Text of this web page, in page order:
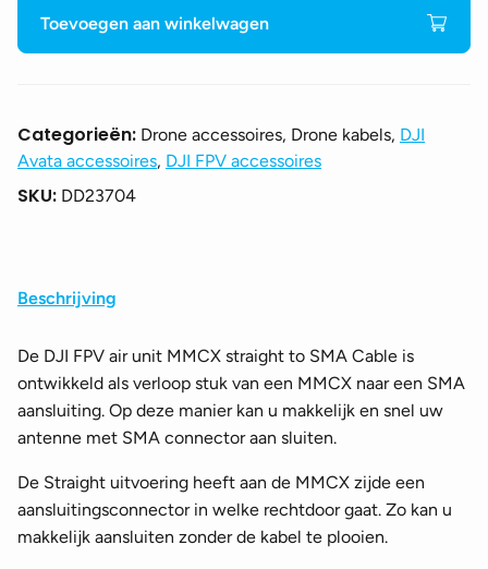
Unit
MMCX
Cable
-
Part
Toevoegen aan winkelwagen
Categorieën: Drone accessoires, Drone kabels, DJI
Avata accessoires, DJI FPV accessoires
SKU: DD23704
Beschrijving
De DJI FPV air unit MMCX straight to SMA Cable is
ontwikkeld als verloop stuk van een MMCX naar een SMA
aansluiting. Op deze manier kan u makkelijk en snel uw
antenne met SMA connector aan sluiten.
De Straight uitvoering heeft aan de MMCX zijde een
aansluitingsconnector in welke rechtdoor gaat. Zo kan u
makkelijk aansluiten zonder de kabel te plooien.